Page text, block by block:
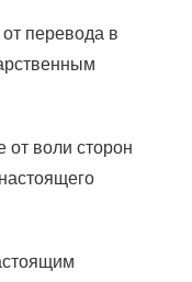
перевода в
от воли сторон